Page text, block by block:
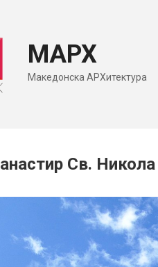
МАРХ
Македонска АРХитектура
Св.